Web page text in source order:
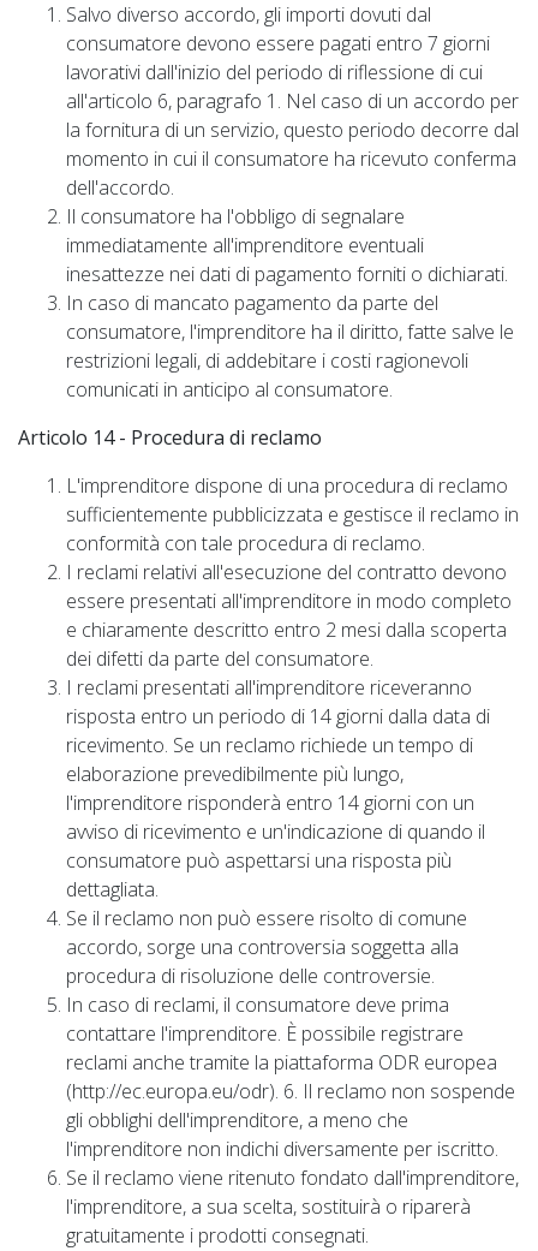
Salvo diverso accordo, gli importi dovuti dal
consumatore devono essere pagati entro 7 giorni
lavorativi dall'inizio del periodo di riflessione di cui
all'articolo 6, paragrafo 1. Nel caso di un accordo per
la fornitura di un servizio, questo periodo decorre dal
momento in cui il consumatore ha ricevuto conferma
dell'accordo.
Il consumatore ha l'obbligo di segnalare
immediatamente all'imprenditore eventuali
inesattezze nei dati di pagamento forniti o dichiarati.
In caso di mancato pagamento da parte del
consumatore, l'imprenditore ha il diritto, fatte salve le
restrizioni legali, di addebitare i costi ragionevoli
comunicati in anticipo al consumatore.
Articolo 14 - Procedura di reclamo
L'imprenditore dispone di una procedura di reclamo
sufficientemente pubblicizzata e gestisce il reclamo in
conformità con tale procedura di reclamo.
I reclami relativi all'esecuzione del contratto devono
essere presentati all'imprenditore in modo completo
e chiaramente descritto entro 2 mesi dalla scoperta
dei difetti da parte del consumatore.
I reclami presentati all'imprenditore riceveranno
risposta entro un periodo di 14 giorni dalla data di
ricevimento. Se un reclamo richiede un tempo di
elaborazione prevedibilmente più lungo,
l'imprenditore risponderà entro 14 giorni con un
avviso di ricevimento e un'indicazione di quando il
consumatore può aspettarsi una risposta più
dettagliata.
Se il reclamo non può essere risolto di comune
accordo, sorge una controversia soggetta alla
procedura di risoluzione delle controversie.
In caso di reclami, il consumatore deve prima
contattare l'imprenditore. È possibile registrare
reclami anche tramite la piattaforma ODR europea
(http://ec.europa.eu/odr). 6. Il reclamo non sospende
gli obblighi dell'imprenditore, a meno che
l'imprenditore non indichi diversamente per iscritto.
Se il reclamo viene ritenuto fondato dall'imprenditore,
l'imprenditore, a sua scelta, sostituirà o riparerà
gratuitamente i prodotti consegnati.